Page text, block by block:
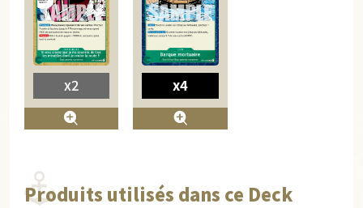
x2 x4
Produits utilisés dans ce Deck